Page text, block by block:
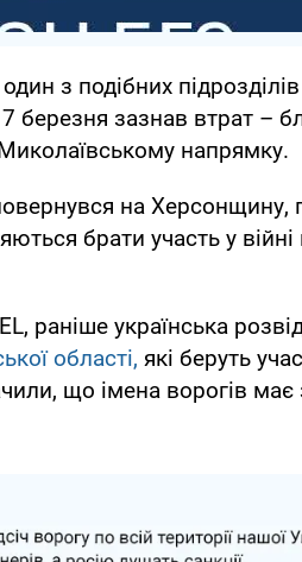
з подібних підрозділів
березня зазнав втрат –
напрямку.
на Херсонщину,
брати участь у війні
раніше українська
області, які беруть
що імена ворогів має